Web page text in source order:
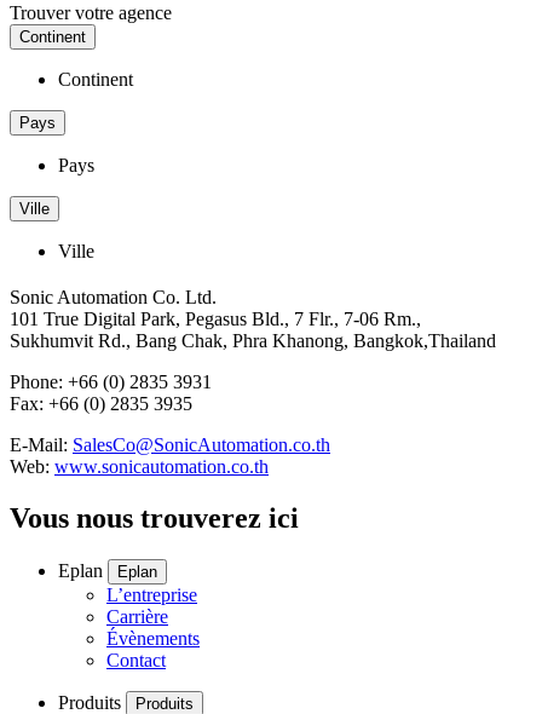
Trouver votre agence
Continent
Continent
Pays
Pays
Ville
Ville
Sonic Automation Co. Ltd.
101 True Digital Park, Pegasus Bld., 7 Flr., 7-06 Rm.,
Sukhumvit Rd., Bang Chak, Phra Khanong, Bangkok,Thailand
Phone: +66 (0) 2835 3931
Fax: +66 (0) 2835 3935
E-Mail: SalesCo@SonicAutomation.co.th
Web: www.sonicautomation.co.th
Vous nous trouverez ici
Eplan Eplan
L’entreprise
Carrière
Évènements
Contact
Produits Produits